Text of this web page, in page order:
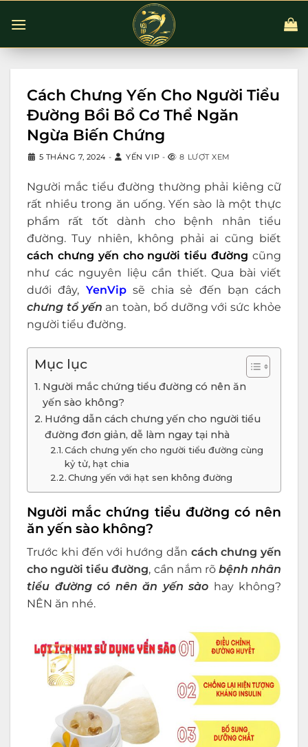
đến
Cách Chưng Yến Cho Người Tiểu
Đường Bồi Bổ Cơ Thể Ngăn
Ngừa Biến Chứng
5 THÁNG 7, 2024 - YẾN VIP - 8 LƯỢT XEM
Người mắc tiểu đường thường phải kiêng cữ
rất nhiều trong ăn uống. Yến sào là một thực
phẩm rất tốt dành cho bệnh nhân tiểu
đường. Tuy nhiên, không phải ai cũng biết
cách chưng yến cho người tiểu đường cũng
như các nguyên liệu cần thiết. Qua bài viết
dưới đây, YenVipsẽ chia sẻ đến bạn cách
chưng tổ yến an toàn, bổ dưỡng với sức khỏe
người tiểu đường.
Mục lục
Người mắc chứng tiểu đường có nên ăn
yến sào không?
Hướng dẫn cách chưng yến cho người tiểu
đường đơn giản, dễ làm ngay tại nhà
Cách chưng yến cho người tiểu đường cùng
kỷ tử, hạt chia
Chưng yến với hạt sen không đường
Người mắc chứng tiểu đường có nên
ăn yến sào không?
Trước khi đến với hướng dẫn cách chưng yến
cho người tiểu đường, cần nắm rõ bệnh nhân
tiểu đường có nên ăn yến sào hay không?
NÊN ăn nhé.